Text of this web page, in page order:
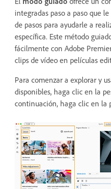
integradas paso a paso que
de pasos para ayudarle a
específica. Este método
fácilmente con Adobe
clips de vídeo en películas
Para comenzar a explorar y
disponibles, haga clic en la
continuación, haga clic en la